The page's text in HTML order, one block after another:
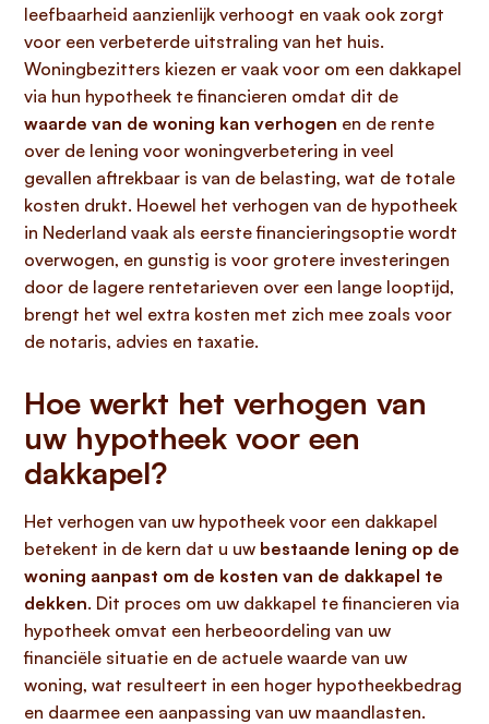
leefbaarheid aanzienlijk verhoogt en vaak ook zorgt
voor een verbeterde uitstraling van het huis.
Woningbezitters kiezen er vaak voor om een dakkapel
via hun hypotheek te financieren omdat dit de
waarde van de woning kan verhogen en de rente
over de lening voor woningverbetering in veel
gevallen aftrekbaar is van de belasting, wat de totale
kosten drukt. Hoewel het verhogen van de hypotheek
in Nederland vaak als eerste financieringsoptie wordt
overwogen, en gunstig is voor grotere investeringen
door de lagere rentetarieven over een lange looptijd,
brengt het wel extra kosten met zich mee zoals voor
de notaris, advies en taxatie.
Hoe werkt het verhogen van
uw hypotheek voor een
dakkapel?
Het verhogen van uw hypotheek voor een dakkapel
betekent in de kern dat u uw bestaande lening op de
woning aanpast om de kosten van de dakkapel te
dekken. Dit proces om uw dakkapel te financieren via
hypotheek omvat een herbeoordeling van uw
financiële situatie en de actuele waarde van uw
woning, wat resulteert in een hoger hypotheekbedrag
en daarmee een aanpassing van uw maandlasten.